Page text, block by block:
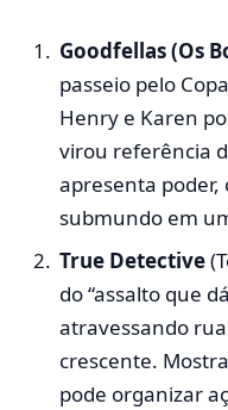
Goodfellas (Os
passeio pelo
Henry e Karen
virou referência
apresenta poder,
submundo em
True Detective
do “assalto que
atravessando
crescente.
pode organizar